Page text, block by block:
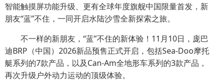
智能触摸屏功能升级、更有全球年度旗舰中国限量首发，新
朋友“蓝”不住，一同开启水陆沙雪全新探索之旅。
不一样的新朋友，“蓝”不住的新体验！11月10日，庞巴
迪BRP（中国）2026新品预售正式开启，包括Sea-Doo摩托
艇系列的7款产品，以及Can-Am全地形车系列的3款产品，
再次升级户外动力运动的顶级体验。